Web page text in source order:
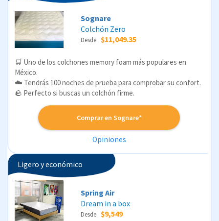
Sognare
Colchón Zero
Desde$11,049.35
🛒 Uno de los colchones memory foam más populares en
México.
☁️ Tendrás 100 noches de prueba para comprobar su confort.
🪨 Perfecto si buscas un colchón firme.
Comprar en Sognare*
Opiniones
Ligero y económico
Spring Air
Dream in a box
Desde$9,549